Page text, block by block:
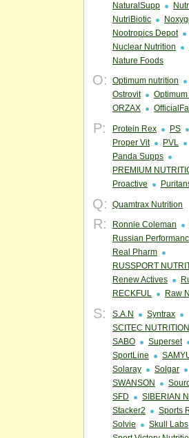
NaturalSupp
NutriBiotic
Nootropics Depot
Nuclear Nutrition
Nature Foods
O: Optimum nutrition
Ostrovit
ORZAX
P: Protein Rex PS
Proper Vit
PVL
Panda Supps
PREMIUM
Proactive
Q: Quamtrax Nutrition
R: Ronnie Coleman
Russian
Real Pharm
RUSSPORT
Renew Actives
RECKFUL
Raw
S: S.A.N
Syntrax
SCITEC NUTRITION
SABO
Superset
SportLine
Solaray
Solgar
SWANSON
SFD
SIBERIAN
Stacker2
Sports
Solvie
Skull Labs